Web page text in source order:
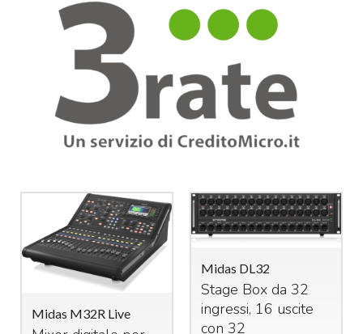
Midas M32R Live
Midas DL32
Stage Box da 32
ingressi, 16 uscite
con 32